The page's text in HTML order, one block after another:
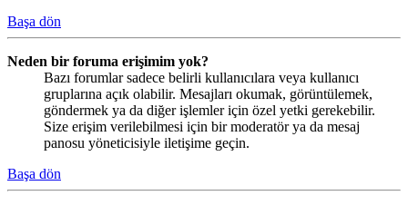
Başa dön
Neden bir foruma erişimim yok?
Bazı forumlar sadece belirli kullanıcılara veya kullanıcı
gruplarına açık olabilir. Mesajları okumak, görüntülemek,
göndermek ya da diğer işlemler için özel yetki gerekebilir.
Size erişim verilebilmesi için bir moderatör ya da mesaj
panosu yöneticisiyle iletişime geçin.
Başa dön